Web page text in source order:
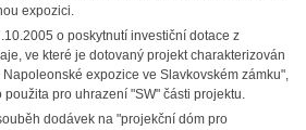
expozici.
o poskytnutí investiční dotace z
ve které je dotovaný projekt charakterizován
expozice ve Slavkovském zámku",
pro uhrazení "SW" části projektu.
dodávek na "projekční dóm pro